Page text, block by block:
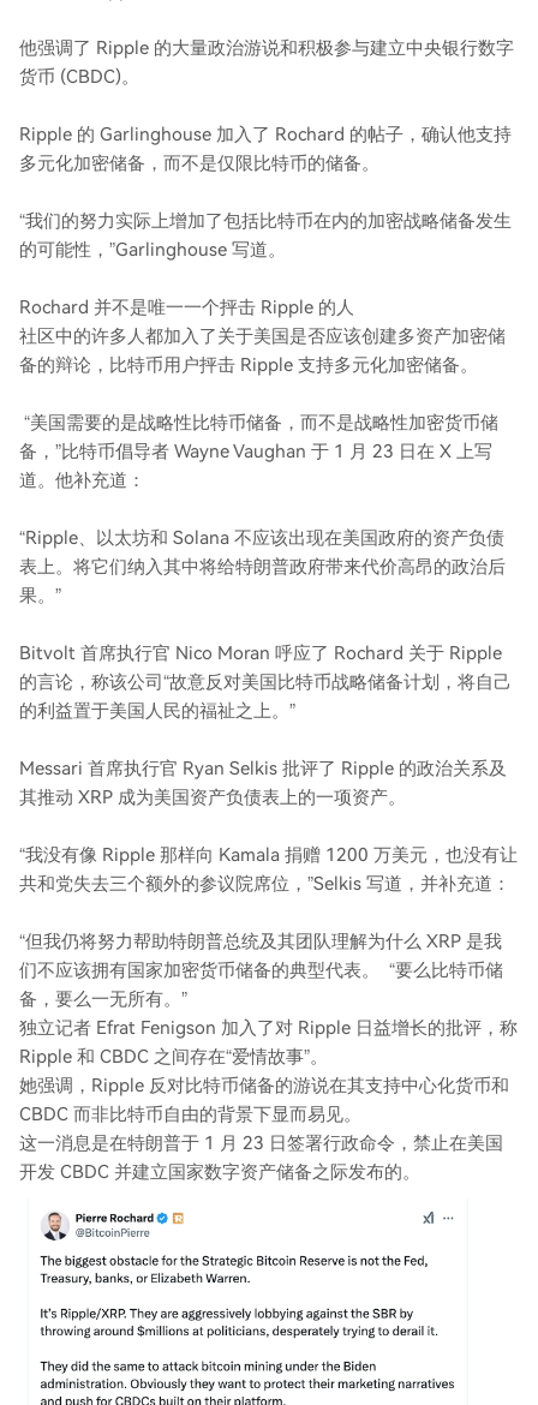
他强调了 Ripple 的大量政治游说和积极参与建立中央银行数字
货币 (CBDC)。
Ripple 的 Garlinghouse 加入了 Rochard 的帖子，确认他支持
多元化加密储备，而不是仅限比特币的储备。
“我们的努力实际上增加了包括比特币在内的加密战略储备发生
的可能性，”Garlinghouse 写道。
Rochard 并不是唯一一个抨击 Ripple 的人
社区中的许多人都加入了关于美国是否应该创建多资产加密储
备的辩论，比特币用户抨击 Ripple 支持多元化加密储备。
“美国需要的是战略性比特币储备，而不是战略性加密货币储
备，”比特币倡导者 Wayne Vaughan 于 1 月 23 日在 X 上写
道。他补充道：
“Ripple、以太坊和 Solana 不应该出现在美国政府的资产负债
表上。将它们纳入其中将给特朗普政府带来代价高昂的政治后
果。”
Bitvolt 首席执行官 Nico Moran 呼应了 Rochard 关于 Ripple
的言论，称该公司“故意反对美国比特币战略储备计划，将自己
的利益置于美国人民的福祉之上。”
Messari 首席执行官 Ryan Selkis 批评了 Ripple 的政治关系及
其推动 XRP 成为美国资产负债表上的一项资产。
“我没有像 Ripple 那样向 Kamala 捐赠 1200 万美元，也没有让
共和党失去三个额外的参议院席位，”Selkis 写道，并补充道：
“但我仍将努力帮助特朗普总统及其团队理解为什么 XRP 是我
们不应该拥有国家加密货币储备的典型代表。 “要么比特币储
备，要么一无所有。”
独立记者 Efrat Fenigson 加入了对 Ripple 日益增长的批评，称
Ripple 和 CBDC 之间存在“爱情故事”。
她强调，Ripple 反对比特币储备的游说在其支持中心化货币和
CBDC 而非比特币自由的背景下显而易见。
这一消息是在特朗普于 1 月 23 日签署行政命令，禁止在美国
开发 CBDC 并建立国家数字资产储备之际发布的。